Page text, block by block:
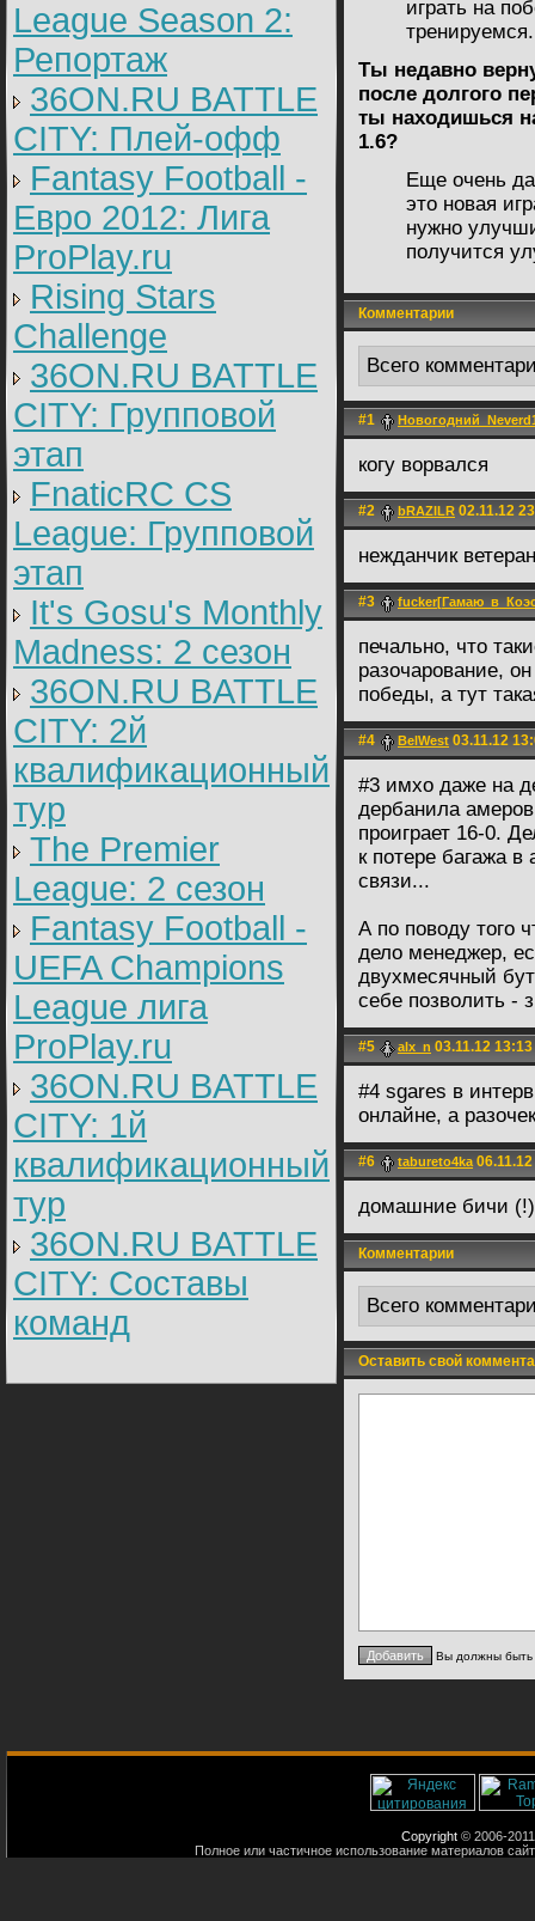
League Season 2:
Репортаж
36ON.RU BATTLE
CITY: Плей-офф
Fantasy Football -
Евро 2012: Лига
ProPlay.ru
Rising Stars
Challenge
36ON.RU BATTLE
CITY: Групповой
этап
FnaticRC CS
League: Групповой
этап
It's Gosu's Monthly
Madness: 2 сезон
36ON.RU BATTLE
CITY: 2й
квалификационный
тур
The Premier
League: 2 cезон
Fantasy Football -
UEFA Champions
League лига
ProPlay.ru
36ON.RU BATTLE
CITY: 1й
квалификационный
тур
36ON.RU BATTLE
CITY: Составы
команд
играть на
тренируемся.
Ты недавно
после долгого
ты находишься
1.6?
Еще очень
это новая
нужно
получится
Комментарии
Всего
#1
когу ворвался
#2 bRAZILR 02.11.12
нежданчик
#3
печально, что
разочарование,
победы, а тут
#4 BelWest 03.11.12
#3 имхо даже на
дербанила амеров
проиграет 16-0.
к потере багажа в
связи...
А по поводу того
дело менеджер,
двухмесячный
себе позволить -
#5 alx_n 03.11.12 13:13
#4 sgares в
онлайне, а
#6 tabureto4ka
домашние бичи (!)
Комментарии
Всего
Оставить свой
Вы должны быть
Copyright © 2006-
Полное или частичное использование материалов